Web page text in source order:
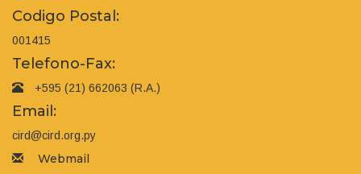
Codigo Postal:
001415
Telefono-Fax:
+595 (21) 662063 (R.A.)
Email:
cird@cird.org.py
Webmail